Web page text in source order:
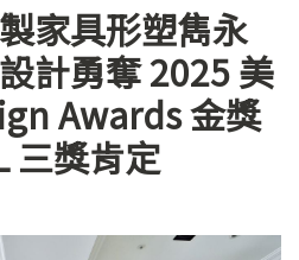
家具形塑雋永
計勇奪 2025 美
Awards 金獎
三獎肯定